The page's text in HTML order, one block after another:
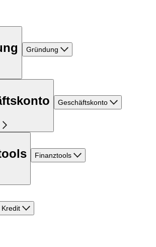
Gründung
Geschäftskonto
Finanztools
Kredit